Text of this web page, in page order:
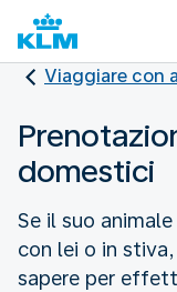
Viaggiare con
domestici
Se il suo
con lei o in
sapere per